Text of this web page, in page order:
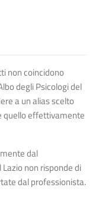
non coincidono
degli Psicologi del
a un alias scelto
quello effettivamente
dal
non risponde di
dal professionista.